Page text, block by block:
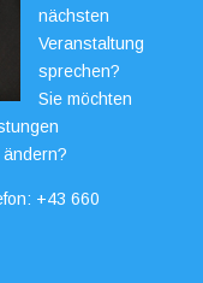
nächsten
Veranstaltung
sprechen?
Sie möchten
+43 660